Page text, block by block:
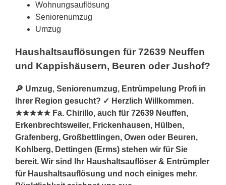
Wohnungsauflösung
Seniorenumzug
Umzug
Haushaltsauflösungen für 72639 Neuffen
und Kappishäusern, Beuren oder Jushof?
🔎 Umzug, Seniorenumzug, Entrümpelung Profi in
Ihrer Region gesucht? ✓ Herzlich Willkommen.
★★★★★ Fa. Chirillo, auch für 72639 Neuffen,
Erkenbrechtsweiler, Frickenhausen, Hülben,
Grafenberg, Großbettlingen, Owen oder Beuren,
Kohlberg, Dettingen (Erms) stehen wir für Sie
bereit. Wir sind Ihr Haushaltsauflöser & Entrümpler
für Haushaltsauflösung und noch einiges mehr.